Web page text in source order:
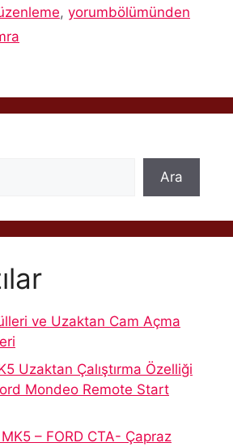
, yorumbölümünden
Ara
ve Uzaktan Cam Açma
Uzaktan Çalıştırma Özelliği
Mondeo Remote Start
– FORD CTA- Çapraz